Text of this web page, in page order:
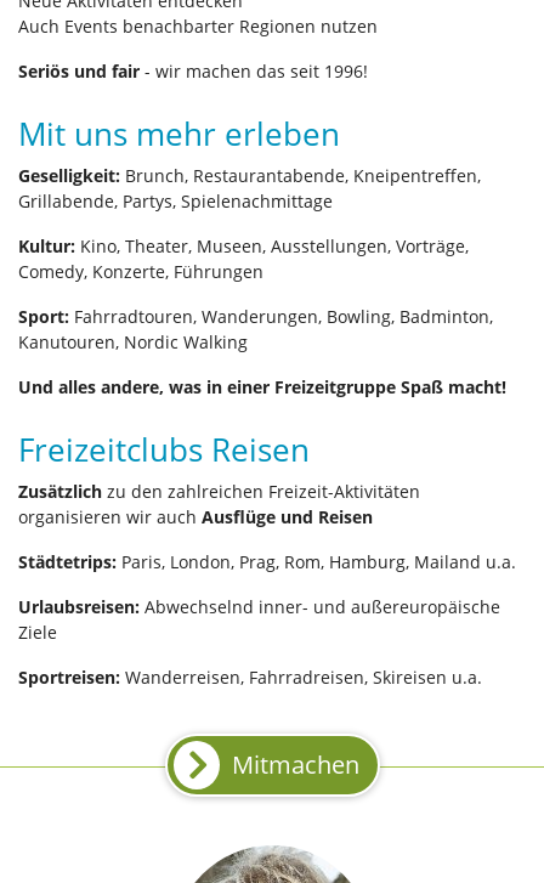
Auch Events benachbarter Regionen nutzen
Seriös und fair - wir machen das seit 1996!
Mit uns mehr erleben
Geselligkeit: Brunch, Restaurantabende, Kneipentreffen,
Grillabende, Partys, Spielenachmittage
Kultur: Kino, Theater, Museen, Ausstellungen, Vorträge,
Comedy, Konzerte, Führungen
Sport: Fahrradtouren, Wanderungen, Bowling, Badminton,
Kanutouren, Nordic Walking
Und alles andere, was in einer Freizeitgruppe Spaß macht!
Freizeitclubs Reisen
Zusätzlich zu den zahlreichen Freizeit-Aktivitäten
organisieren wir auch Ausflüge und Reisen
Städtetrips: Paris, London, Prag, Rom, Hamburg, Mailand u.a.
Urlaubsreisen: Abwechselnd inner- und außereuropäische
Ziele
Sportreisen: Wanderreisen, Fahrradreisen, Skireisen u.a.
Mitmachen